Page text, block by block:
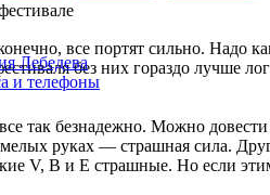
все портят сильно. Надо
без них гораздо лучше
так безнадежно. Можно
руках — страшная сила.
V, B и E страшные. Но если
Лебедева
и телефоны